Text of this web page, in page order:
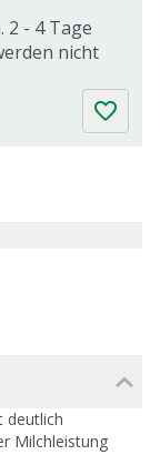
2 - 4 Tage
nicht
deutlich
Milchleistung